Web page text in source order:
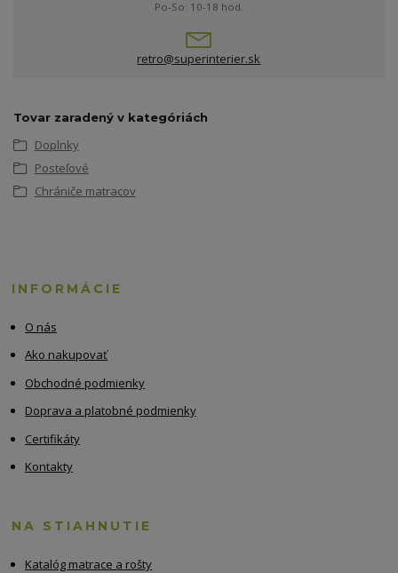
Po-So: 10-18 hod.
retro@superinterier.sk
Tovar zaradený v kategóriách
Doplnky
Posteľové
Chrániče matracov
INFORMÁCIE
O nás
Ako nakupovať
Obchodné podmienky
Doprava a platobné podmienky
Certifikáty
Kontakty
NA STIAHNUTIE
Katalóg matrace a rošty